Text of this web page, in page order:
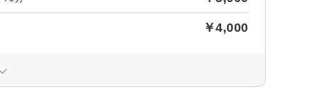
￥4,000